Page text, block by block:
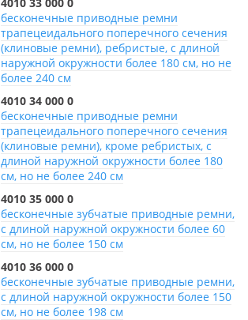
бесконечные приводные ремни
трапецеидального поперечного сечения
(клиновые ремни), ребристые, с длиной
наружной окружности более 180 см, но не
более 240 см
4010 34 000 0
бесконечные приводные ремни
трапецеидального поперечного сечения
(клиновые ремни), кроме ребристых, с
длиной наружной окружности более 180
см, но не более 240 см
4010 35 000 0
бесконечные зубчатые приводные ремни,
с длиной наружной окружности более 60
см, но не более 150 см
4010 36 000 0
бесконечные зубчатые приводные ремни,
с длиной наружной окружности более 150
см, но не более 198 см